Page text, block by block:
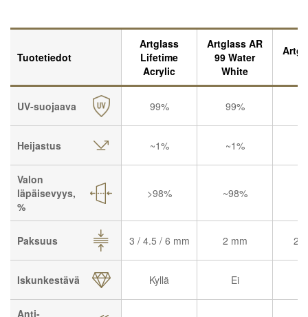
Tuotetiedot
Artglass
Lifetime
Acrylic
Artglass AR
99 Water
White
UV-suojaava 99% 99%
Heijastus ~1% ~1%
Valon
läpäisevyys,
%
>98% ~98%
Paksuus 3 / 4.5 / 6 mm 2 mm 2-
Iskunkestävä Kyllä Ei
Anti-